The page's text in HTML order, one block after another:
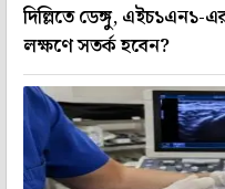
দিল্লিতে ডেঙ্গু,
লক্ষণে সতর্ক হবেন?